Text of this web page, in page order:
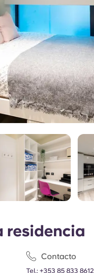
residencia
Contacto
Tel.:+353 85 833 8612